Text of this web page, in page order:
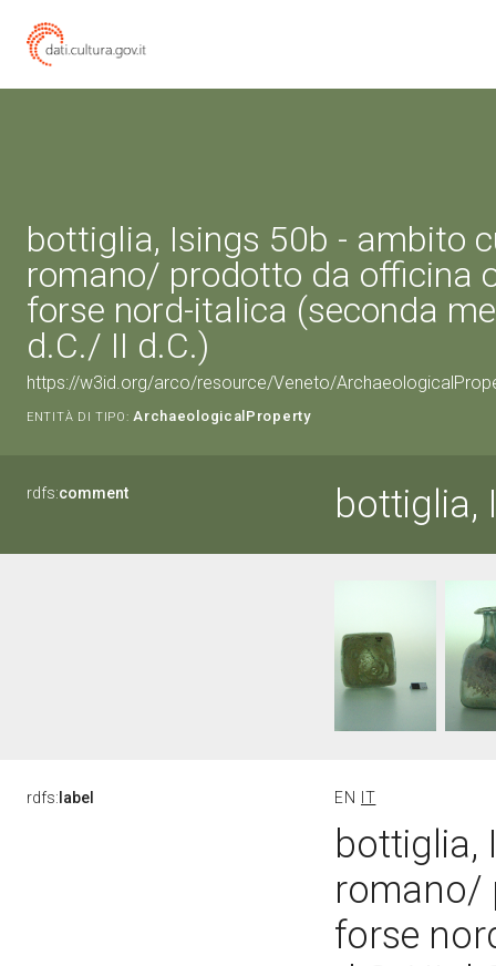
bottiglia, Isings 50b - ambito
romano/ prodotto da officina
forse nord-italica (seconda
d.C./ II d.C.)
https://w3id.org/arco/resource/Veneto/
ENTITÀ DI TIPO: ArchaeologicalProperty
rdfs:comment bottiglia,
rdfs: label EN IT
bottiglia,
romano/
forse